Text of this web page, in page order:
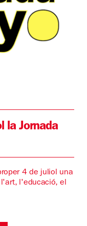
la Jornada
4 de juliol una
l'art, l'educació, el